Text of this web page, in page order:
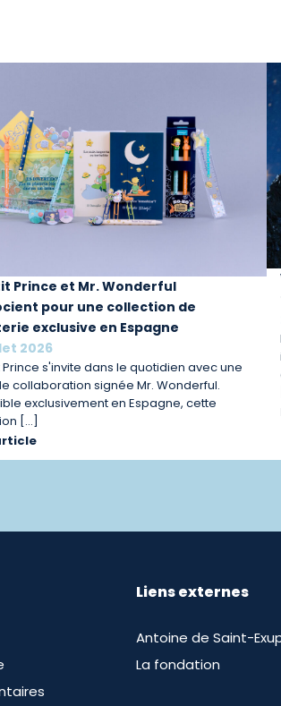
Prince et Mr. Wonderful
pour une collection de
exclusive en Espagne
2026
Prince s'invite dans le quotidien avec une
collaboration signée Mr. Wonderful.
exclusivement en Espagne, cette
[…]
Liens externes
Antoine de Saint-
La fondation